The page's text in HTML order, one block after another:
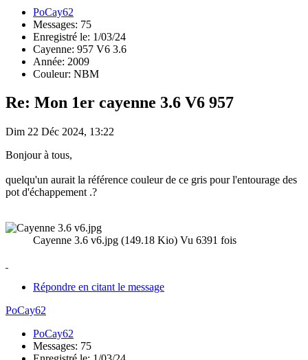
PoCay62
Messages: 75
Enregistré le: 1/03/24
Cayenne: 957 V6 3.6
Année: 2009
Couleur: NBM
Re: Mon 1er cayenne 3.6 V6 957
Dim 22 Déc 2024, 13:22
Bonjour à tous,
quelqu'un aurait la référence couleur de ce gris pour l'entourage des
pot d'échappement .?
Cayenne 3.6 v6.jpg (149.18 Kio) Vu 6391 fois
Répondre en citant le message
PoCay62
PoCay62
Messages: 75